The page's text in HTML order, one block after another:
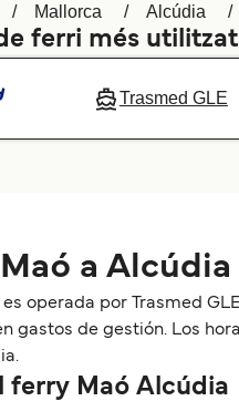
Mallorca Alcúdia
ferri més
Trasmed GLE
a Alcúdia
operada por Trasmed
gastos de gestión. Los
ferry Maó Alcúdia